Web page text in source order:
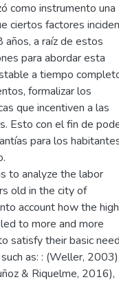
como instrumento una
ciertos factores inciden
a raíz de estos
para abordar esta
a tiempo
formalizar los
que incentiven a las
Esto con el fin de
para los
to analyze the labor
old in the city of
account how the high
to more and more
satisfy their basic
as: : (Weller, 2003),
& Riquelme, 2016),